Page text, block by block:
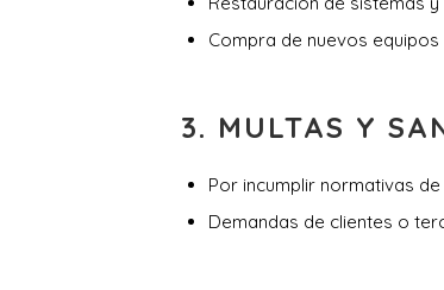
Compra de nuevos
3. MULTAS Y
Por incumplir normativas
Demandas de clientes o